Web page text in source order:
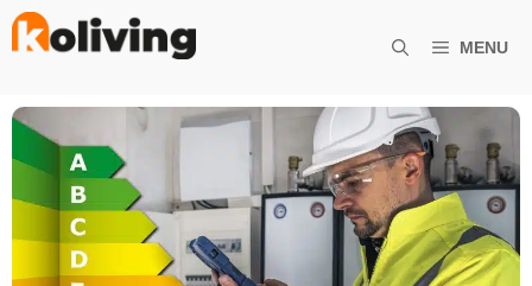
Aller
MENU